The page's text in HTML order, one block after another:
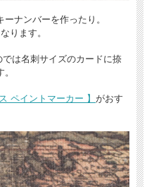
ナンバーを作ったり。
ります。
は名刺サイズのカードに捺
ペイントマーカー 】 がおす